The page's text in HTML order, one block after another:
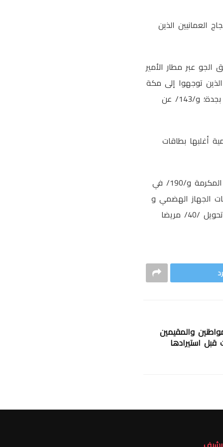
العمانيين الذين
) حجاج منهم ( 7607 ) حجاج عن طريق الجو عبر مطار الأمير
الذين توجهوا إلى مكة
المكرمة /2347/حاجا منهم /2204/ حجاج عن طريق الجو عبر مطار الملك عبدالعزيز الدولي بجدة؛ و/143/ عن
الوثائق الرسمية أغلبها بطاقات
ووصل عدد الحجاج الذين زاروا العيادة الطبية في البعثة / ٥٤٧٠ / مريضا ومريضة في مكة المكرمة و/190/ في
تمثلت في ٨٠% التهابات الجهاز التنفسي و١٠% التهابات الجهاز الهضمي و
٨% أوجاع العضلات والارهاق و٢% أخرى، وتنوّم بالعيادة / ١٨ / وحصلت /4/ حالات كسور وتحويل /40/ مريضا
والمقيمين
قبل استيرادها